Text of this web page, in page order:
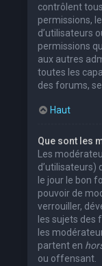
contrôlent
permissions,
d’utilisateurs
permissions
aux autres
toutes les
des forums,
Haut
Que sont les
Les
d’utilisateurs)
le jour le bon
pouvoir de
verrouiller,
les sujets des
les
partent en
ou offensant.